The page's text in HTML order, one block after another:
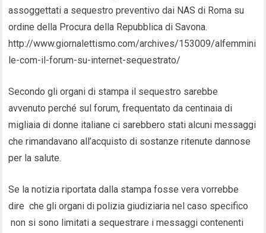
assoggettati a sequestro preventivo dai NAS di Roma su
ordine della Procura della Repubblica di Savona.
http://www.giornalettismo.com/archives/153009/alfemmini
le-com-il-forum-su-internet-sequestrato/
Secondo gli organi di stampa il sequestro sarebbe
avvenuto perché sul forum, frequentato da centinaia di
migliaia di donne italiane ci sarebbero stati alcuni messaggi
che rimandavano all’acquisto di sostanze ritenute dannose
per la salute.
Se la notizia riportata dalla stampa fosse vera vorrebbe
dire che gli organi di polizia giudiziaria nel caso specifico
non si sono limitati a sequestrare i messaggi contenenti